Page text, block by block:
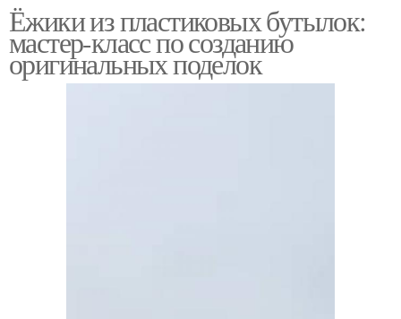
Ёжики из пластиковых бутылок:
мастер-класс по созданию
оригинальных поделок